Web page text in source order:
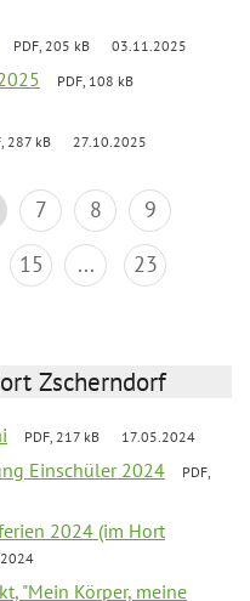
PDF, 205 kB 03.11.2025
PDF, 108 kB
287 kB 27.10.2025
7 8
9
15 ... 23
Zscherndorf
PDF, 217 kB 17.05.2024
Einschüler 2024
PDF,
2024 (im Hort
"Mein Körper, meine